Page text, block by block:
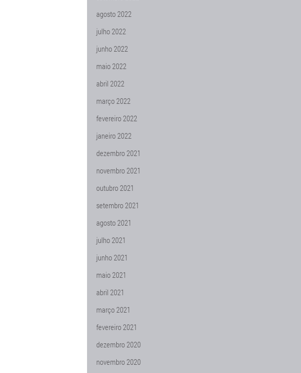
agosto 2022
julho 2022
junho 2022
maio 2022
abril 2022
março 2022
fevereiro 2022
janeiro 2022
dezembro 2021
novembro 2021
outubro 2021
setembro 2021
agosto 2021
julho 2021
junho 2021
maio 2021
abril 2021
março 2021
fevereiro 2021
dezembro 2020
novembro 2020